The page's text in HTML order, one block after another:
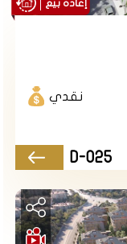
نقدي
D-025